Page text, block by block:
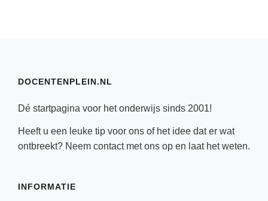
DOCENTENPLEIN.NL
Dé startpagina voor het onderwijs sinds 2001!
Heeft u een leuke tip voor ons of het idee dat er wat
ontbreekt? Neem contactmet ons op en laat het weten.
INFORMATIE